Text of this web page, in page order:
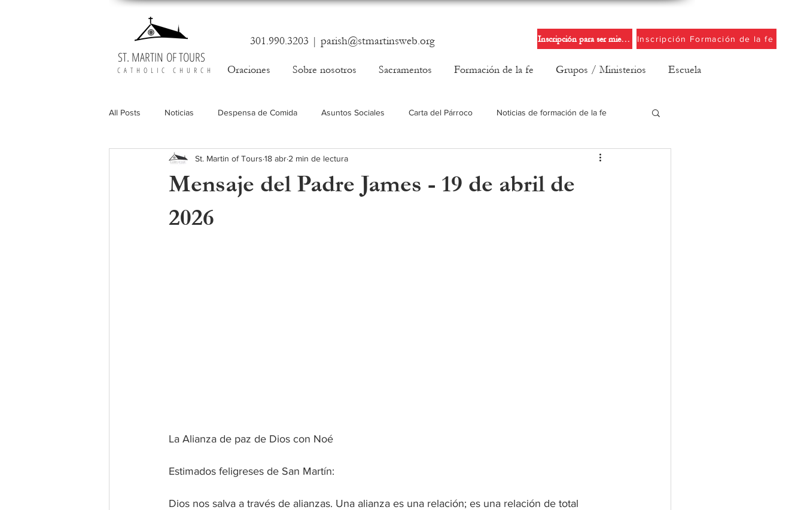
ST. MARTIN OF TOURS
CATHOLIC CHURCH
301.990.3203 | parish@stmartinsweb.org Inscripción para ser miembro de la iglesia
Oraciones Sobre nosotros Sacramentos Formación de la fe Grupos / Ministerios Escuela
Inscripción Formación de la fe
All Posts Noticias Despensa de Comida Asuntos Sociales Carta del Párroco Noticias de formación de la fe
Vocaciones
Mensaje del Padre James - 19 de abril de
2026
St. Martin of Tours 18 abr 2 min de lectura
La Alianza de paz de Dios con Noé
Estimados feligreses de San Martín:
Dios nos salva a través de alianzas. Una alianza es una relación; es una relación de total